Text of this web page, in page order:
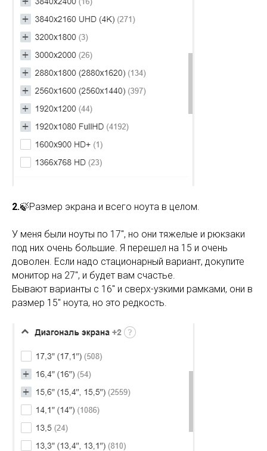
2.🍃Размер экрана и всего ноута в целом.
У меня были ноуты по 17", но они тяжелые и рюкзаки
под них очень большие. Я перешел на 15 и очень
доволен. Если надо стационарный вариант, докупите
монитор на 27", и будет вам счастье.
Бывают варианты с 16" и сверх-узкими рамками, они в
размер 15" ноута, но это редкость.